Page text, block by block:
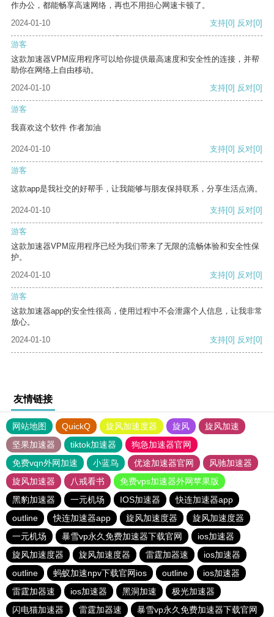
作办公，都能畅享高速网络，再也不用担心网速卡顿了。
2024-01-10
支持[0] 反对[0]
游客
这款加速器VPM应用程序可以给你提供最高速度和安全性的连接，并帮
助你在网络上自由移动。
2024-01-10
支持[0] 反对[0]
游客
我喜欢这个软件 作者加油
2024-01-10 支持[0] 反对[0]
游客
这款app是我社交的好帮手，让我能够与朋友保持联系，分享生活点滴。
2024-01-10 支持[0] 反对[0]
游客
这款加速器VPM应用程序已经为我们带来了无限的流畅体验和安全性保
护。
2024-01-10
支持[0] 反对[0]
游客
这款加速器app的安全性很高，使用过程中不会泄露个人信息，让我非常
放心。
2024-01-10
支持[0] 反对[0]
友情链接
网站地图 QuickQ 旋风加速度器 旋风
旋风加速
坚果加速器
tiktok加速器
狗急加速器官网
免费vqn外网加速
小蓝鸟 优途加速器官网
风驰加速器
旋风加速器
八戒看书
免费vps加速器外网苹果版
黑豹加速器
一元机场 IOS加速器
快连加速器app
outline
快连加速器app 旋风加速度器
旋风加速度器
一元机场
暴雪vp永久免费加速器下载官网
ios加速器
旋风加速度器
旋风加速度器 雷霆加器速
ios加速器
outline
蚂蚁加速npv下载官网ios outline
ios加速器
雷霆加器速
ios加速器 黑洞加速
极光加速器
闪电猫加速器
雷霆加器速 暴雪vp永久免费加速器下载官网